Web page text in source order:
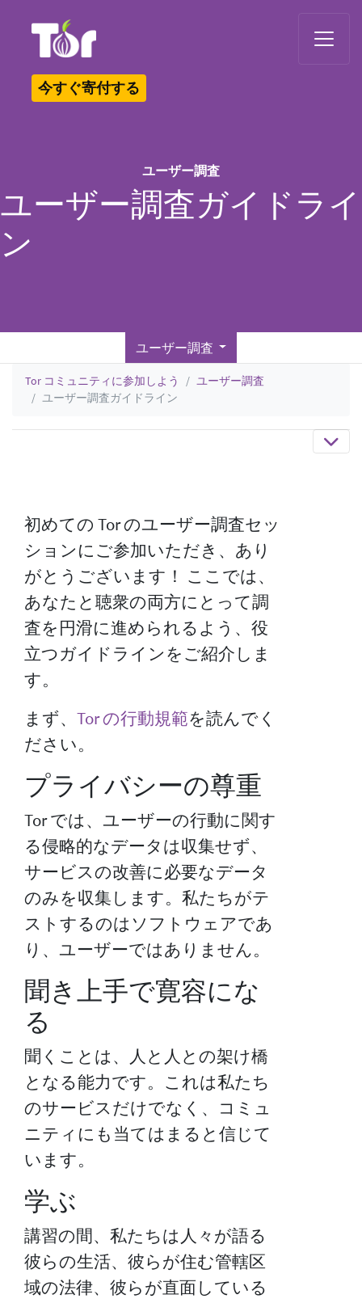
今すぐ寄付する
ユーザー調査
ユーザー調査ガイドライ
ン
ユーザー調査
Tor コミュニティに参加しよう
ユーザー調査
ユーザー調査ガイドライン
初めての Tor のユーザー調査セッ
ションにご参加いただき、あり
がとうございます！ ここでは、
あなたと聴衆の両方にとって調
査を円滑に進められるよう、役
立つガイドラインをご紹介しま
す。
まず、 Tor の行動規範を読んでく
ださい。
プライバシーの尊重
Tor では、ユーザーの行動に関す
る侵略的なデータは収集せず、
サービスの改善に必要なデータ
のみを収集します。私たちがテ
ストするのはソフトウェアであ
り、ユーザーではありません。
聞き上手で寛容にな
る
聞くことは、人と人との架け橋
となる能力です。これは私たち
のサービスだけでなく、コミュ
ニティにも当てはまると信じて
います。
学ぶ
講習の間、私たちは人々が語る
彼らの生活、彼らが住む管轄区
域の法律、彼らが直面している